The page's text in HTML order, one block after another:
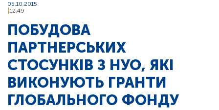
05.10.2015
12:49
ПОБУДОВА
ПАРТНЕРСЬКИХ
СТОСУНКІВ З НУО, ЯКІ
ВИКОНУЮТЬ ГРАНТИ
ГЛОБАЛЬНОГО ФОНДУ